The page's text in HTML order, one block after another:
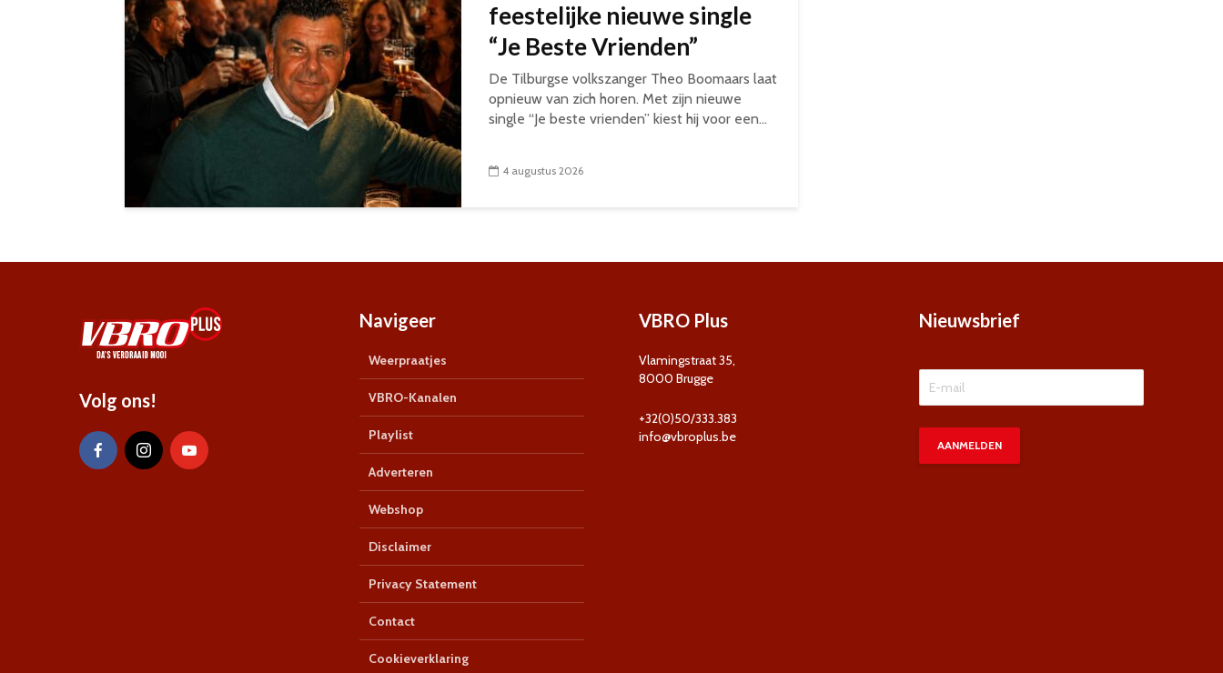
feestelijke nieuwe single
“Je Beste Vrienden”
De Tilburgse volkszanger Theo Boomaars laat
opnieuw van zich horen. Met zijn nieuwe
single “Je beste vrienden” kiest hij voor een...
4 augustus 2026
Volg ons!
Navigeer
Weerpraatjes
VBRO-Kanalen
Playlist
Adverteren
Webshop
Disclaimer
Privacy Statement
Contact
Cookieverklaring
VBRO Plus
Vlamingstraat 35,
8000 Brugge
+32(0)50/333.383
info@vbroplus.be
Nieuwsbrief